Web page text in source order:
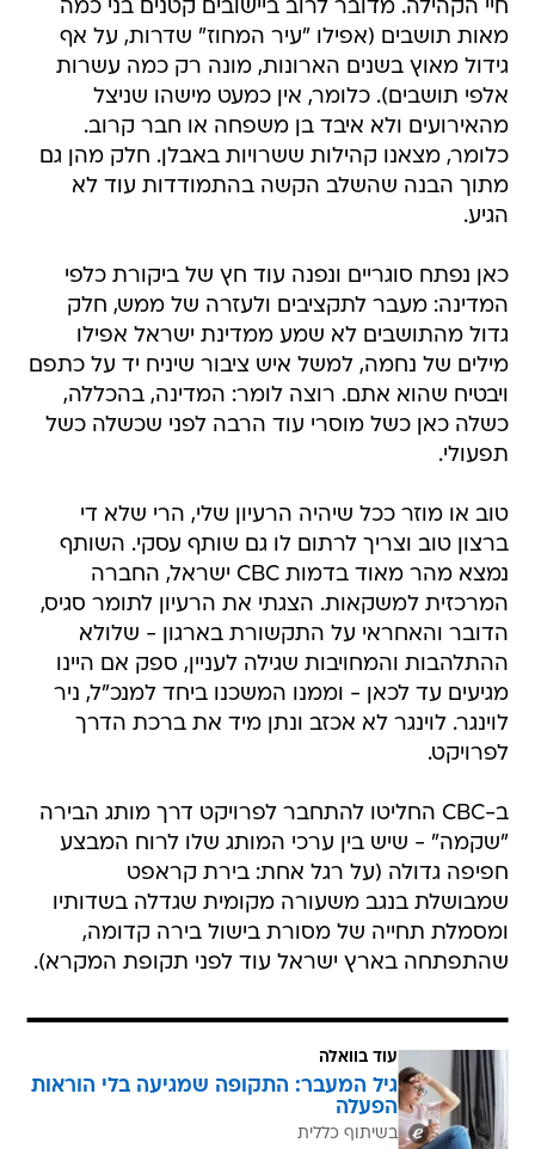
חיי הקהילה. מדובר לרוב ביישובים קטנים בני כמה
מאות תושבים (אפילו "עיר המחוז" שדרות, על אף
גידול מאוץ בשנים הארונות, מונה רק כמה עשרות
אלפי תושבים). כלומר, אין כמעט מישהו שניצל
מהאירועים ולא איבד בן משפחה או חבר קרוב.
כלומר, מצאנו קהילות ששרויות באבלן. חלק מהן גם
מתוך הבנה שהשלב הקשה בהתמודדות עוד לא
הגיע.
כאן נפתח סוגריים ונפנה עוד חץ של ביקורת כלפי
המדינה: מעבר לתקציבים ולעזרה של ממש, חלק
גדול מהתושבים לא שמע ממדינת ישראל אפילו
מילים של נחמה, למשל איש ציבור שיניח יד על כתפם
ויבטיח שהוא אתם. רוצה לומר: המדינה, בהכללה,
כשלה כאן כשל מוסרי עוד הרבה לפני שכשלה כשל
תפעולי.
טוב או מוזר ככל שיהיה הרעיון שלי, הרי שלא די
ברצון טוב וצריך לרתום לו גם שותף עסקי. השותף
נמצא מהר מאוד בדמות CBC ישראל, החברה
המרכזית למשקאות. הצגתי את הרעיון לתומר סגיס,
הדובר והאחראי על התקשורת בארגון - שלולא
ההתלהבות והמחויבות שגילה לעניין, ספק אם היינו
מגיעים עד לכאן - וממנו המשכנו ביחד למנכ"ל, ניר
לוינגר. לוינגר לא אכזב ונתן מיד את ברכת הדרך
לפרויקט.
ב-CBC החליטו להתחבר לפרויקט דרך מותג הבירה
"שקמה" - שיש בין ערכי המותג שלו לרוח המבצע
חפיפה גדולה (על רגל אחת: בירת קראפט
שמבושלת בנגב משעורה מקומית שגדלה בשדותיו
ומסמלת תחייה של מסורת בישול בירה קדומה,
שהתפתחה בארץ ישראל עוד לפני תקופת המקרא).
עוד בוואלה
גיל המעבר: התקופה שמגיעה בלי הוראות
הפעלה
בשיתוף כללית